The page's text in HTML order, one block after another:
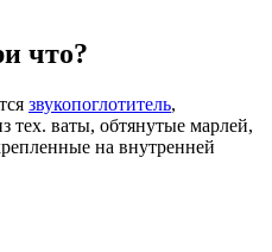
что?
звукопоглотитель,
тех. ваты, обтянутые марлей,
на внутренней